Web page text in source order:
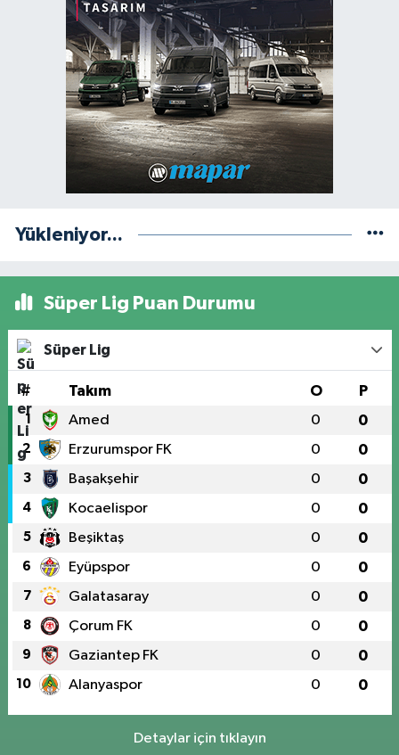
Yükleniyor...
Süper Lig Puan Durumu
Süper Lig
# Takım O P
1 Amed 0 0
2 Erzurumspor FK 0 0
3 Başakşehir 0 0
4 Kocaelispor 0 0
5 Beşiktaş 0 0
6 Eyüpspor 0 0
7 Galatasaray 0 0
8 Çorum FK 0 0
9 Gaziantep FK 0 0
10 Alanyaspor 0 0
Detaylar için tıklayın